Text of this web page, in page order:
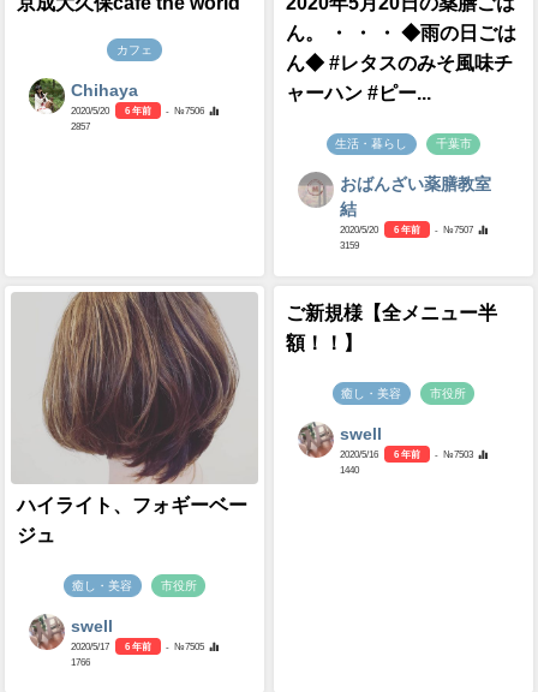
カフェ
Chihaya
2020/5/20 6 年前
- №7506
2857
ん。 ・ ・ ・ ◆雨の日ごは
ん◆ #レタスのみそ風味チ
ャーハン #ピー...
生活・暮らし 千葉市
おばんざい薬膳教室
結
2020/5/20 6 年前
- №7507
3159
ハイライト、フォギーベー
ジュ
癒し・美容 市役所
swell
2020/5/17 6 年前
- №7505
1766
ご新規様【全メニュー半
額！！】
癒し・美容 市役所
swell
2020/5/16 6 年前
- №7503
1440